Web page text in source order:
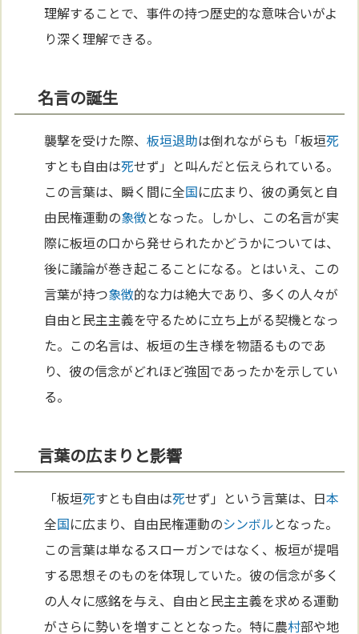
理解することで、事件の持つ歴史的な意味合いがよ
り深く理解できる。
名言の誕生
襲撃を受けた際、板垣退助は倒れながらも「板垣死
すとも自由は死せず」と叫んだと伝えられている。
この言葉は、瞬く間に全国に広まり、彼の勇気と自
由民権運動の象徴となった。しかし、この名言が実
際に板垣の口から発せられたかどうかについては、
後に議論が巻き起こることになる。とはいえ、この
言葉が持つ象徴的な力は絶大であり、多くの人々が
自由と民主主義を守るために立ち上がる契機となっ
た。この名言は、板垣の生き様を物語るものであ
り、彼の信念がどれほど強固であったかを示してい
る。
言葉の広まりと影響
「板垣死すとも自由は死せず」という言葉は、日本
全国に広まり、自由民権運動のシンボルとなった。
この言葉は単なるスローガンではなく、板垣が提唱
する思想そのものを体現していた。彼の信念が多く
の人々に感銘を与え、自由と民主主義を求める運動
がさらに勢いを増すこととなった。特に農村部や地